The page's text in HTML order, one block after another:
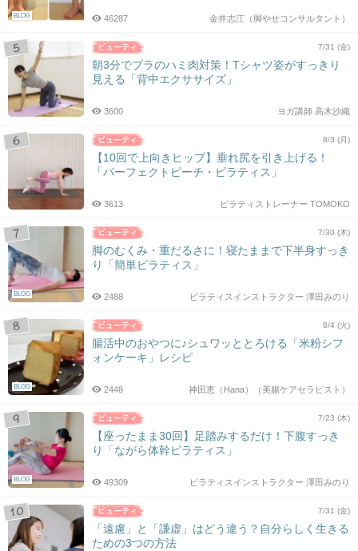
BLOG 金井志江（脚やせコンサルタント）
46287
7/31 (金)
朝3分でブラのハミ肉対策！Tシャツ姿がすっきり
見える「背中エクササイズ」
ヨガ講師 高木沙織
3600
8/3 (月)
【10回で上向きヒップ】垂れ尻を引き上げる！
「パーフェクトピーチ・ピラティス」
ピラティストレーナー TOMOKO
3613
BLOG
7/30 (木)
脚のむくみ・重だるさに！寝たままで下半身すっき
り「簡単ピラティス」
ピラティスインストラクター 澤田みのり
2488
BLOG
8/4 (火)
腸活中のおやつに♪シュワッととろける「米粉シフ
ォンケーキ」レシピ
神田恵（Hana）（美腸ケアセラピスト）
2448
BLOG
7/23 (木)
【座ったまま30回】足踏みするだけ！下腹すっき
り「ながら体幹ピラティス」
ピラティスインストラクター 澤田みのり
49309
7/31 (金)
「遠慮」と「謙虚」はどう違う？自分らしく生きる
ための3つの方法